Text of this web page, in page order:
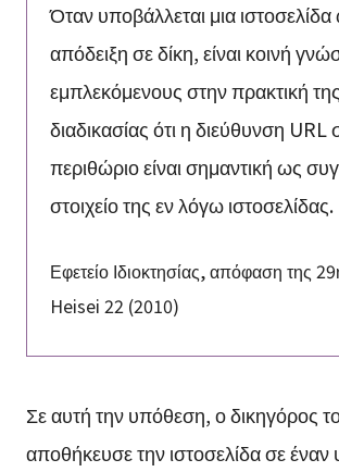
Όταν υποβάλλεται μια
απόδειξη σε δίκη, είναι κοινή
εμπλεκόμενους στην πρακτική
διαδικασίας ότι η διεύθυνση URL
περιθώριο είναι σημαντική ως
στοιχείο της εν λόγω ιστοσελίδας.
Εφετείο Ιδιοκτησίας, απόφαση της
Heisei 22 (2010)
Σε αυτή την υπόθεση, ο δικηγόρος
αποθήκευσε την ιστοσελίδα σε έναν